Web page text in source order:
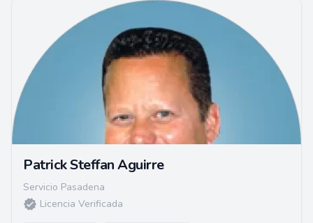
Patrick Steffan Aguirre
Servicio Pasadena
Licencia Verificada